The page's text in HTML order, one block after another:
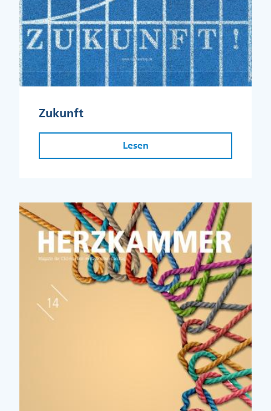
Zukunft
Lesen